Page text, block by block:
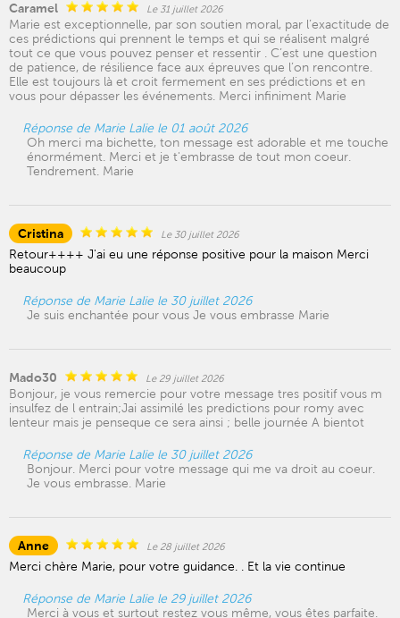
Caramel Le 31 juillet 2026
Marie est exceptionnelle, par son soutien moral, par l’exactitude de
ces prédictions qui prennent le temps et qui se réalisent malgré
tout ce que vous pouvez penser et ressentir . C’est une question
de patience, de résilience face aux épreuves que l’on rencontre.
Elle est toujours là et croit fermement en ses prédictions et en
vous pour dépasser les événements. Merci infiniment Marie
Réponse de Marie Lalie le 01 août 2026
Oh merci ma bichette, ton message est adorable et me touche
énormément. Merci et je t'embrasse de tout mon coeur.
Tendrement. Marie
Cristina Le 30 juillet 2026
Retour++++ J'ai eu une réponse positive pour la maison Merci
beaucoup
Réponse de Marie Lalie le 30 juillet 2026
Je suis enchantée pour vous Je vous embrasse Marie
Mado30 Le 29 juillet 2026
Bonjour, je vous remercie pour votre message tres positif vous m
insulfez de l entrain;Jai assimilé les predictions pour romy avec
lenteur mais je penseque ce sera ainsi ; belle journée A bientot
Réponse de Marie Lalie le 30 juillet 2026
Bonjour. Merci pour votre message qui me va droit au coeur.
Je vous embrasse. Marie
Anne Le 28 juillet 2026
Merci chère Marie, pour votre guidance. . Et la vie continue
Réponse de Marie Lalie le 29 juillet 2026
Merci à vous et surtout restez vous même, vous êtes parfaite.